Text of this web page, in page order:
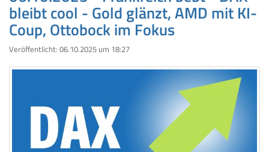
bleibt cool - Gold glänzt, AMD mit KI-
Coup, Ottobock im Fokus
Veröffentlicht: 06.10.2025 um 18:27